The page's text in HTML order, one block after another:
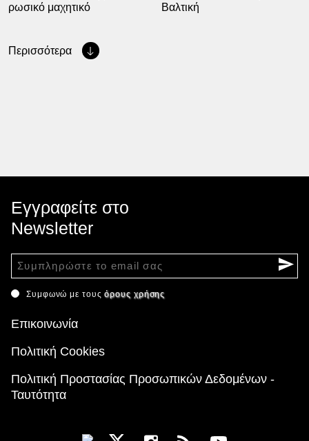
ρωσικό μαχητικό
Βαλτική
Περισσότερα
Εγγραφείτε στο
Newsletter
Συμφωνώ με τουςόρους χρήσης
Επικοινωνία
Πολιτική Cookies
Πολιτική Προστασίας Προσωπικών Δεδομένων -
Ταυτότητα